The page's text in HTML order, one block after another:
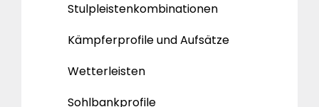
Stulpleistenkombinationen
Kämpferprofile und Aufsätze
Wetterleisten
Sohlbankprofile